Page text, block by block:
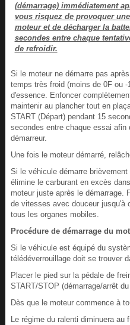
(démarrage) immédiatement
vous risquez de provoquer
moteur et de décharger la
secondes entre chaque
de refroidir.
Si le moteur ne démarre pas
temps très froid (moins de 0F ou
d'essence. Enfoncer
maintenir au plancher tout en
START (Départ) pendant 15
secondes entre chaque essai
démarreur.
Une fois le moteur démarré,
Si le véhicule démarre
élimine le carburant en excès
moteur juste après le démarrage.
de vitesses avec douceur jusqu'à
tous les organes mobiles.
Procédure de démarrage du
Si le véhicule est équipé du
télédéverrouillage doit se trouver
Placer le pied sur la pédale de
START/STOP (démarrage/arrêt du
Dès que le moteur commence à
Le régime du ralenti diminuera au